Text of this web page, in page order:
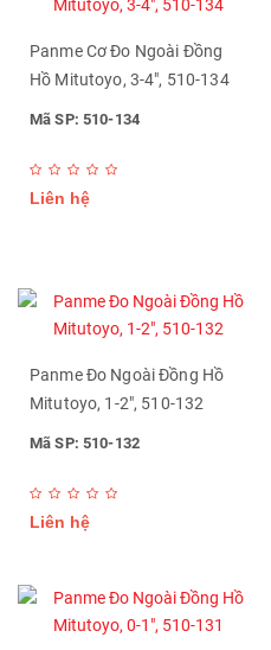
Panme Cơ Đo Ngoài Đồng
Hồ Mitutoyo, 3-4", 510-134
Mã SP: 510-134
Liên hệ
Panme Đo Ngoài Đồng Hồ
Mitutoyo, 1-2", 510-132
Mã SP: 510-132
Liên hệ